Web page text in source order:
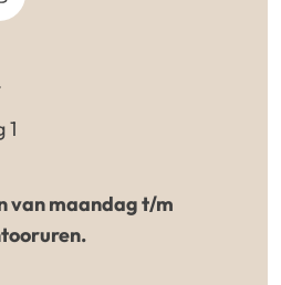
1
van maandag t/m